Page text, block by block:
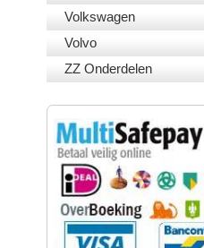
Volkswagen
Volvo
ZZ Onderdelen